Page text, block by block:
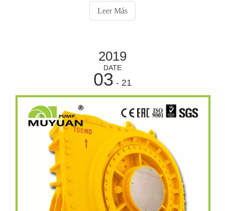
desgaste, lo que proporciona unos costos operativos
totales óptimos. un abrasivo
Leer Más
2019
DATE
03 - 21